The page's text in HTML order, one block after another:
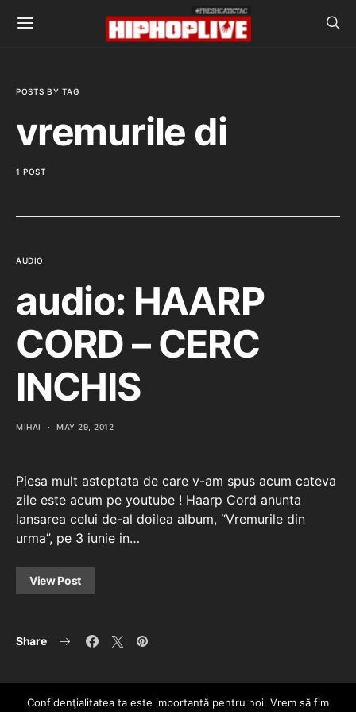
POSTS BY TAG
vremurile di
1 POST
AUDIO
audio: HAARP
CORD – CERC
INCHIS
MIHAI MAY 29, 2012
Piesa mult asteptata de care v-am spus acum cateva
zile este acum pe youtube ! Haarp Cord anunta
lansarea celui de-al doilea album, “Vremurile din
urma”, pe 3 iunie in…
View Post
Share
Confidenţialitatea ta este importantă pentru noi. Vrem să fim